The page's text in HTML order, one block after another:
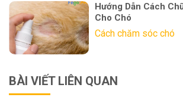
Hướng Dẫn Cách
Cho Chó
Cách chăm sóc chó
BÀI VIẾT LIÊN QUAN